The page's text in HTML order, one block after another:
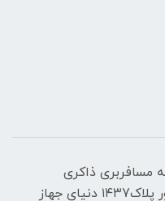
مسافربری ذاکری